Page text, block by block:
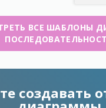
ВСЕ ШАБЛОНЫ
создавать